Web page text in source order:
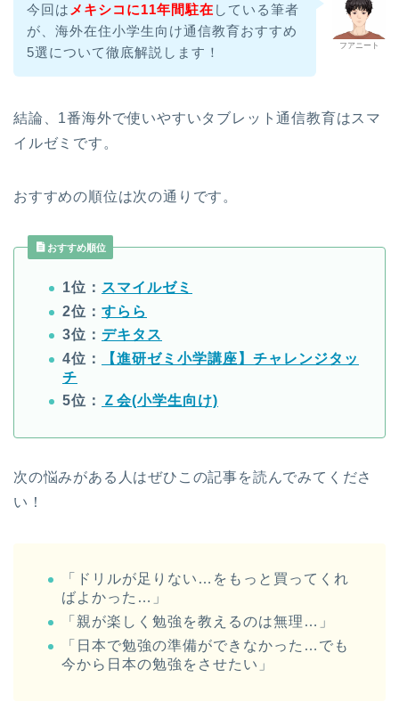
フアニート
今回は メキシコに11年間駐在 している筆者
が、海外在住小学生向け通信教育おすすめ
5選について徹底解説します！
結論、1番海外で使いやすいタブレット通信教育はスマ
イルゼミです。
おすすめの順位は次の通りです。
おすすめ順位
1位： スマイルゼミ
2位： すらら
3位： デキタス
4位：
【進研ゼミ小学講座】チャレンジタッ
チ
5位：
Ｚ会(小学生向け)
次の悩みがある人はぜひこの記事を読んでみてくださ
い！
「ドリルが足りない…をもっと買ってくれ
ばよかった…」
「親が楽しく勉強を教えるのは無理…」
「日本で勉強の準備ができなかった…でも
今から日本の勉強をさせたい」